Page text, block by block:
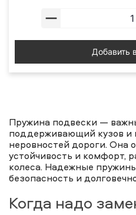
Добавить
Пружина подвески —
поддерживающий кузов
неровностей дороги. Она
устойчивость и комфорт,
колеса. Надежные
безопасность и
Когда надо